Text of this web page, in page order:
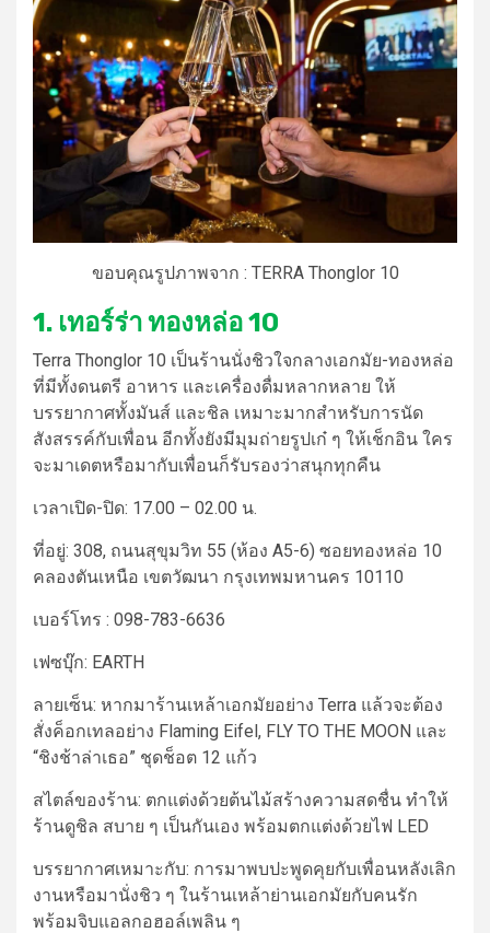
ขอบคุณรูปภาพจาก : TERRA Thonglor 10
1. เทอร์ร่า ทองหล่อ 10
Terra Thonglor 10 เป็นร้านนั่งชิวใจกลางเอกมัย-ทองหล่อ
ที่มีทั้งดนตรี อาหาร และเครื่องดื่มหลากหลาย ให้
บรรยากาศทั้งมันส์ และชิล เหมาะมากสำหรับการนัด
สังสรรค์กับเพื่อน อีกทั้งยังมีมุมถ่ายรูปเก๋ ๆ ให้เช็กอิน ใคร
จะมาเดตหรือมากับเพื่อนก็รับรองว่าสนุกทุกคืน
เวลาเปิด-ปิด: 17.00 – 02.00 น.
ที่อยู่: 308, ถนนสุขุมวิท 55 (ห้อง A5-6) ซอยทองหล่อ 10
คลองตันเหนือ เขตวัฒนา กรุงเทพมหานคร 10110
เบอร์โทร : 098-783-6636
เฟซบุ๊ก: EARTH
ลายเซ็น: หากมาร้านเหล้าเอกมัยอย่าง Terra แล้วจะต้อง
สั่งค็อกเทลอย่าง Flaming Eifel, FLY TO THE MOON และ
“ชิงช้าล่าเธอ” ชุดช็อต 12 แก้ว
สไตล์ของร้าน: ตกแต่งด้วยต้นไม้สร้างความสดชื่น ทำให้
ร้านดูชิล สบาย ๆ เป็นกันเอง พร้อมตกแต่งด้วยไฟ LED
บรรยากาศเหมาะกับ: การมาพบปะพูดคุยกับเพื่อนหลังเลิก
งานหรือมานั่งชิว ๆ ในร้านเหล้าย่านเอกมัยกับคนรัก
พร้อมจิบแอลกอฮอล์เพลิน ๆ